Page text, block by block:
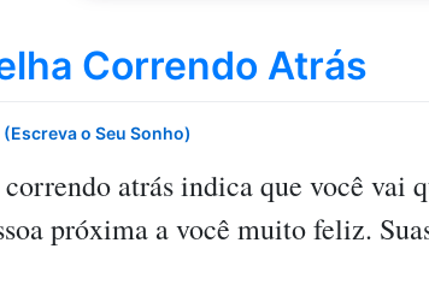
Correndo Atrás
o Seu Sonho)
atrásindica que você vai
próxima a você muito feliz.